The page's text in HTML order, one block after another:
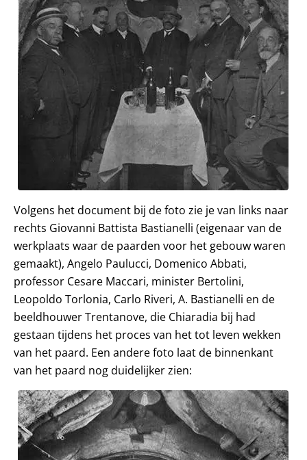
Volgens het document bij de foto zie je van links naar
rechts Giovanni Battista Bastianelli (eigenaar van de
werkplaats waar de paarden voor het gebouw waren
gemaakt), Angelo Paulucci, Domenico Abbati,
professor Cesare Maccari, minister Bertolini,
Leopoldo Torlonia, Carlo Riveri, A. Bastianelli en de
beeldhouwer Trentanove, die Chiaradia bij had
gestaan tijdens het proces van het tot leven wekken
van het paard. Een andere foto laat de binnenkant
van het paard nog duidelijker zien: